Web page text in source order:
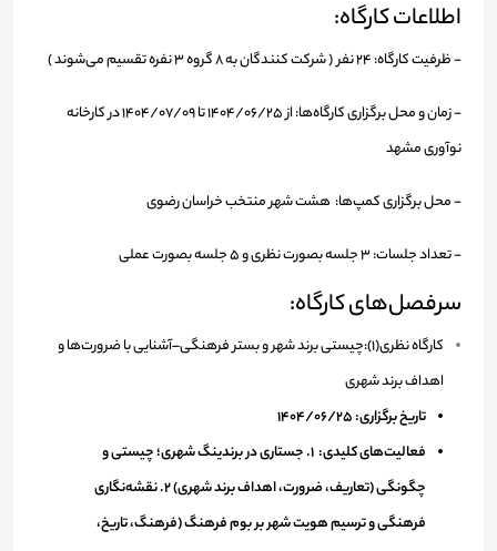
اطلاعات کارگاه:
- ظرفیت کارگاه:24 نفر ( شرکت کنندگان به 8 گروه 3 نفره تقسیم می‌شوند )
- زمان و محل برگزاری کارگاه‌ها: از 1404/06/25 تا 1404/07/09 در کارخانه
نوآوری مشهد
- محل برگزاری کمپ‌ها: هشت شهر منتخب خراسان رضوی
- تعداد جلسات:3 جلسه بصورت نظری و 5 جلسه بصورت عملی
سرفصل‌های کارگاه:
کارگاه نظری(1):چیستی برند شهر و بستر فرهنگی–آشنایی با ضرورت‌ها و
اهداف برند شهری
تاریخ برگزاری: 1404/06/25
فعالیت‌های کلیدی: 1. جستاری در برندینگ شهری؛ چیستی و
چگونگی (تعاریف، ضرورت، اهداف برند شهری) 2. نقشه‌نگاری
فرهنگی و ترسیم هویت شهر بر بوم فرهنگ (فرهنگ، تاریخ،